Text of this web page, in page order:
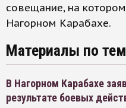
совещание, на
Нагорном Карабахе.
Материалы по
В Нагорном Карабахе
результате боевых